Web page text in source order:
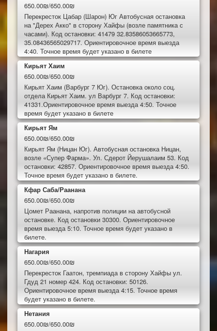
650.00₪/650.00₪
Перекресток Цабар (Шарон) Юг Автобусная остановка
на "Дерех Акко" в сторону Хайфы (возле памятника с
часами). Код остановки: 41479 32.83586053665773,
35.08436565029717. Ориентировочное время выезда
4:40. Точное время будет указано в билете
Кирьят Хаим
650.00₪/650.00₪
Кирьят Хаим (Варбург 7 Юг). Остановка около соц.
отдела Кирьят Хаим. ул Варбург 7. Код остановки:
41331.Ориентировочное время выезда 4:50. Точное
время будет указано в билете
Кирьят Ям
650.00₪/650.00₪
Кирьят Ям (Ницан Юг). Автобусная остановка Ницан,
возле «Супер Фарма». Ул. Сдерот Йерушалаим 53. Код
остановки: 42857. Ориентировочное время выезда 4:50.
Точное время будет указано в билете.
Кфар Саба/Раанана
650.00₪/650.00₪
Цомет Раанана, напротив полиции на автобусной
остановке. Код остановки 30300. Ориентировочное
время выезда 5:10. Точное время будет указано в
билете.
Нагария
650.00₪/650.00₪
Перекресток Гаатон, тремпиада в сторону Хайфы ул.
Гдуд 21 номер 424. Код остановки: 50126.
Ориентировочное время выезда 4:15. Точное время
будет указано в билете.
Нетания
650.00₪/650.00₪